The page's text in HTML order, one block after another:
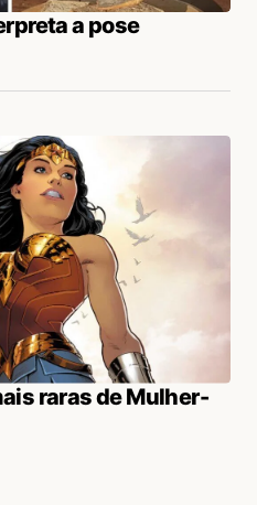
a pose
raras de Mulher-